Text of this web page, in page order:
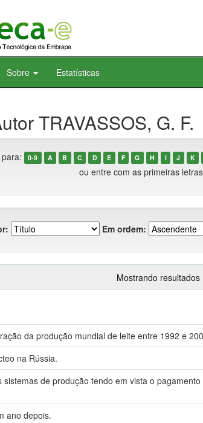
Sobre Estatísticas
TRAVASSOS, G. F.
para: 0-9 A B C D E F G H I J K
ou entre com as primeiras
Em ordem:
Mostrando
da produção mundial de leite entre 1992 e
na Rússia.
sistemas de produção tendo em vista o
ano depois.